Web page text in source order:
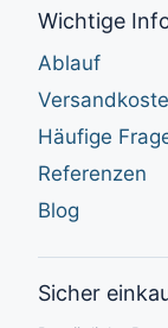
Wichtige
Ablauf
Häufige
Referenzen
Blog
Sicher